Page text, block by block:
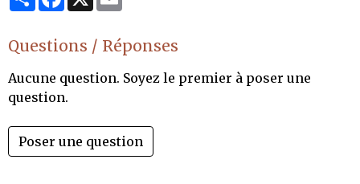
Questions / Réponses
Aucune question. Soyez le premier à poser une
question.
Poser une question